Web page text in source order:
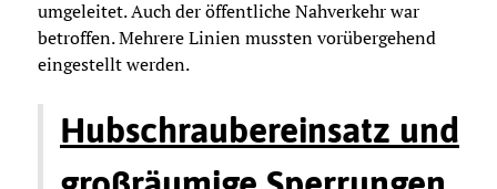
umgeleitet. Auch der öffentliche Nahverkehr war
betroffen. Mehrere Linien mussten vorübergehend
eingestellt werden.
Hubschraubereinsatz und